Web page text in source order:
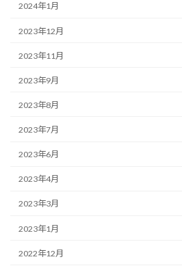
2024年1月
2023年12月
2023年11月
2023年9月
2023年8月
2023年7月
2023年6月
2023年4月
2023年3月
2023年1月
2022年12月